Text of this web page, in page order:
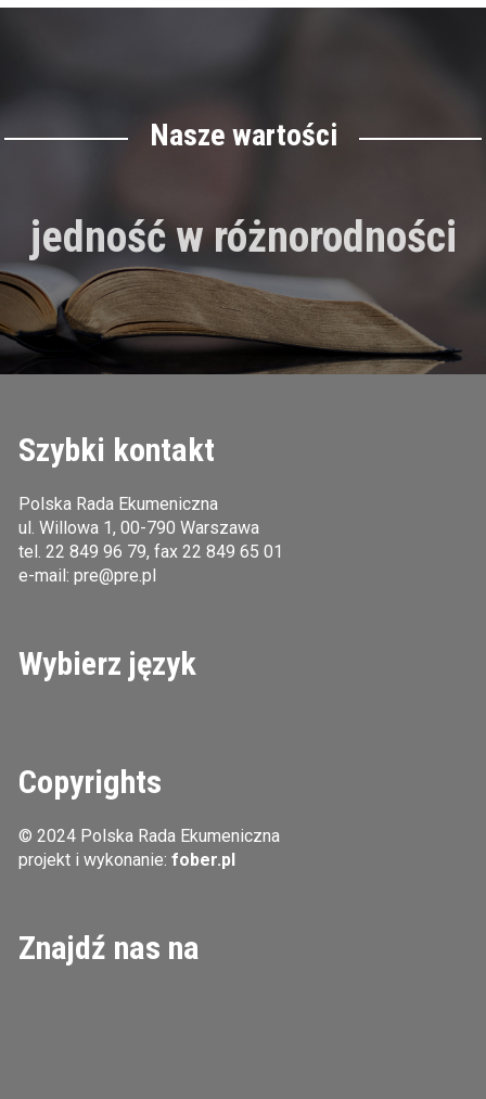
Nasze wartości
jedność w różnorodności
Szybki kontakt
Polska Rada Ekumeniczna
ul. Willowa 1, 00-790 Warszawa
tel. 22 849 96 79, fax 22 849 65 01
e-mail: pre@pre.pl
Wybierz język
Copyrights
© 2024 Polska Rada Ekumeniczna
projekt i wykonanie: fober.pl
Znajdź nas na